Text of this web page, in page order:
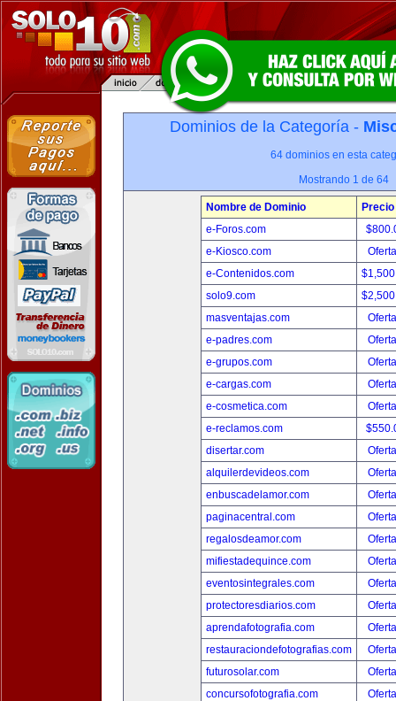
Dominios de la Categoría -
64 dominios en esta
Mostrando 1 de 64
Nombre de Dominio
Precio
e-Foros.com
e-Kiosco.com
e-Contenidos.com
solo9.com
masventajas.com
e-padres.com
e-grupos.com
e-cargas.com
e-cosmetica.com
e-reclamos.com
disertar.com
alquilerdevideos.com
enbuscadelamor.com
paginacentral.com
regalosdeamor.com
mifiestadequince.com
eventosintegrales.com
protectoresdiarios.com
aprendafotografia.com
restauraciondefotografias.com
futurosolar.com
concursofotografia.com